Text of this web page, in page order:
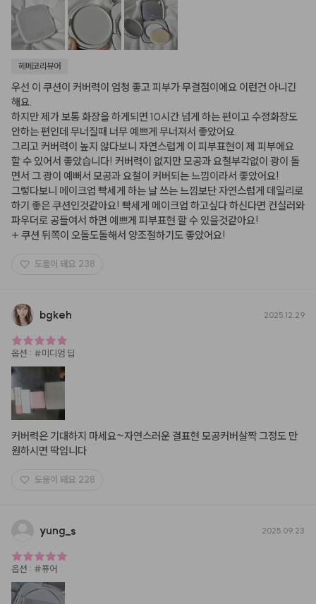
헤메코리뷰어
우선 이 쿠션이 커버력이 엄청 좋고 피부가 무결점이에요 이런건 아니긴
해요.
하지만 제가 보통 화장을 하게되면 10시간 넘게 하는 편이고 수정화장도
안하는 편인데 무너질때 너무 예쁘게 무너져서 좋았어요.
그리고 커버력이 높지 않다보니 자연스럽게 이 피부표현이 제 피부에요
할 수 있어서 좋았습니다! 커버력이 없지만 모공과 요철부각없이 광이 돌
면서 그 광이 예뻐서 모공과 요철이 커버되는 느낌이라서 좋았어요!
그렇다보니 메이크업 빡세게 하는 날 쓰는 느낌보단 자연스럽게 데일리로
하기 좋은 쿠션인것같아요! 빡세게 메이크업 하고싶다 하신다면 컨실러와
파우더로 공들여서 하면 예쁘게 피부표현 할 수 있을것같아요!
+ 쿠션 뒤쪽이 오돌도돌해서 양조절하기도 좋았어요!
도움이 돼요 238
bgkeh 2025.12.29
옵션 : #미디엄 딥
커버력은 기대하지 마세요~자연스러운 결표현 모공커버살짝 그정도 만
원하시면 딱입니다
도움이 돼요 228
yung s 2025.09.23
옵션 : #퓨어